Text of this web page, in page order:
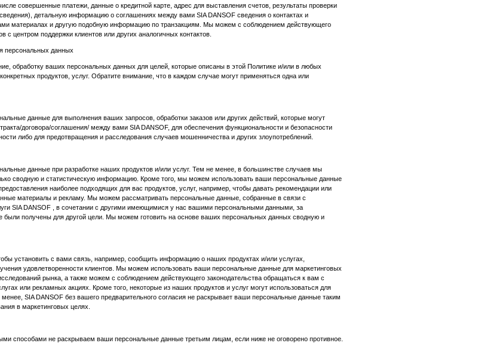
совершенные платежи, данные о кредитной карте, адрес для выставления счетов, результаты проверки
детальную информацию о соглашениях между вами SIA DANSOF сведения о контактах и
материалах и другую подобную информацию по транзакциям. Мы можем с соблюдением действующего
с центром поддержки клиентов или других аналогичных контактов.
персональных данных
обработку ваших персональных данных для целей, которые описаны в этой Политике и/или в любых
продуктов, услуг. Обратите внимание, что в каждом случае могут применяться одна или
данные для выполнения ваших запросов, обработки заказов или других действий, которые могут
договора/соглашения/ между вами SIA DANSOF, для обеспечения функциональности и безопасности
либо для предотвращения и расследования случаев мошенничества и других злоупотреблений.
данные при разработке наших продуктов и/или услуг. Тем не менее, в большинстве случаев мы
сводную и статистическую информацию. Кроме того, мы можем использовать ваши персональные данные
наиболее подходящих для вас продуктов, услуг, например, чтобы давать рекомендации или
материалы и рекламу. Мы можем рассматривать персональные данные, собранные в связи с
SIA DANSOF , в сочетании с другими имеющимися у нас вашими персональными данными, за
были получены для другой цели. Мы можем готовить на основе ваших персональных данных сводную и
установить с вами связь, например, сообщить информацию о наших продуктах и/или услугах,
удовлетворенности клиентов. Мы можем использовать ваши персональные данные для маркетинговых
рынка, а также можем с соблюдением действующего законодательства обращаться к вам с
или рекламных акциях. Кроме того, некоторые из наших продуктов и услуг могут использоваться для
SIA DANSOF без вашего предварительного согласия не раскрывает ваши персональные данные таким
в маркетинговых целях.
способами не раскрываем ваши персональные данные третьим лицам, если ниже не оговорено противное.